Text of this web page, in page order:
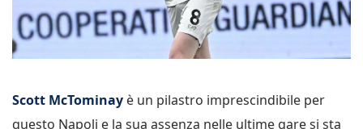
Scott McTominay è un pilastro imprescindibile per
questo Napoli e la sua assenza nelle ultime gare si sta